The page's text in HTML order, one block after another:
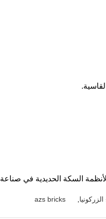
السكة الحديدية في صناعة
azs bricks